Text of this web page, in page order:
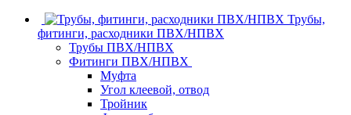
Трубы,
фитинги, расходники ПВХ/НПВХ
Трубы ПВХ/НПВХ
Фитинги ПВХ/НПВХ
Муфта
Угол клеевой, отвод
Тройник